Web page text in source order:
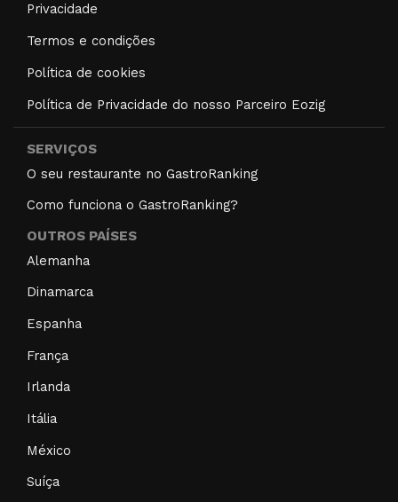
Privacidade
Termos e condições
Política de cookies
Política de Privacidade do nosso Parceiro Eozig
SERVIÇOS
O seu restaurante no GastroRanking
Como funciona o GastroRanking?
OUTROS PAÍSES
Alemanha
Dinamarca
Espanha
França
Irlanda
Itália
México
Suíça